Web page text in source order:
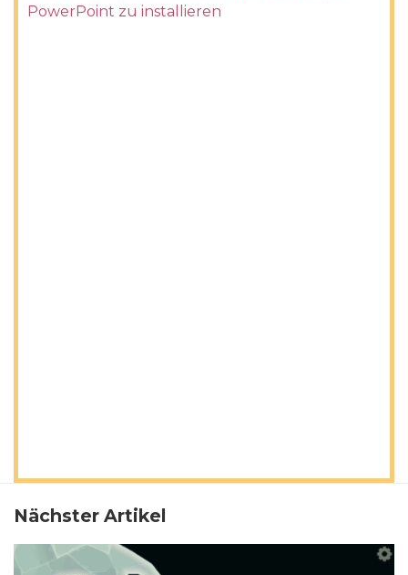
PowerPoint zu installieren
Nächster Artikel